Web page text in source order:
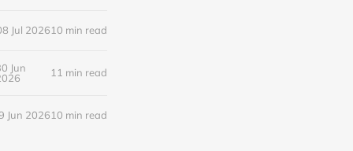
Jul 202610 min read
Jun
11 min read
Jun 202610 min read